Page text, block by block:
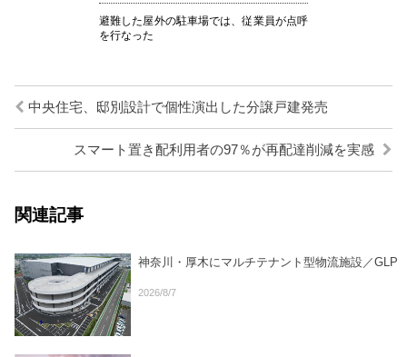
避難した屋外の駐車場では、従業員が点呼
を行なった
中央住宅、邸別設計で個性演出した分譲戸建発売
スマート置き配利用者の97％が再配達削減を実感
関連記事
神奈川・厚木にマルチテナント型物流施設／GLP
2026/8/7